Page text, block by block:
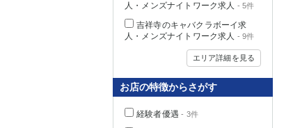
人・メンズナイトワーク求人 - 5件
吉祥寺のキャバクラボーイ求
人・メンズナイトワーク求人 - 9件
エリア詳細を見る
お店の特徴からさがす
経験者優遇 - 3件